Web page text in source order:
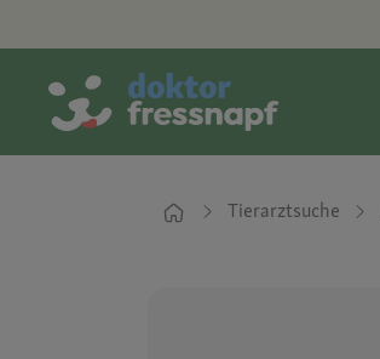
Tierarztsuche